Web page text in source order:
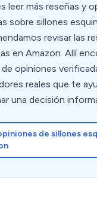
leer más reseñas y
sobre sillones
revisar las
en Amazon. Allí
de opiniones
reales que te
una decisión
de sillones